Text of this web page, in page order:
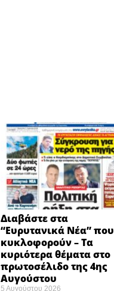
Διαβάστε στα
“Ευρυτανικά Νέα” που
κυκλοφορούν – Τα
κυριότερα θέματα στο
πρωτοσέλιδο της 4ης
Αυγούστου
5 Αυγούστου 2026